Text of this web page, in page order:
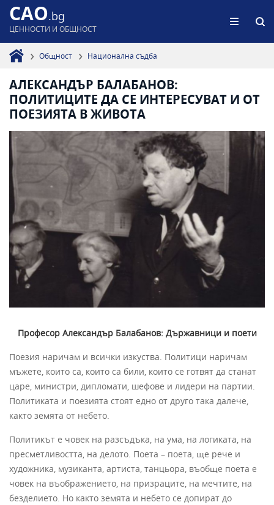
CAO.bg
ЦЕННОСТИ И ОБЩНОСТ
Общност Национална съдба
АЛЕКСАНДЪР БАЛАБАНОВ:
ПОЛИТИЦИТЕ ДА СЕ ИНТЕРЕСУВАТ И ОТ
ПОЕЗИЯТА В ЖИВОТА
Професор Александър Балабанов: Държавници и поети
Поезия наричам и всички изкуства. Политици наричам
мъжете, които са, които са били, които се готвят да станат
царе, министри, дипломати, шефове и лидери на партии.
Политиката и поезията стоят едно от друго така далече,
както земята от небето.
Политикът е човек на разсъдъка, на ума, на логиката, на
пресметливостта, на делото. Поета – поета, ще рече и
художника, музиканта, артиста, танцьора, въобще поета е
човек на въображението, на призраците, на мечтите, на
безделието. Но както земята и небето се допират до